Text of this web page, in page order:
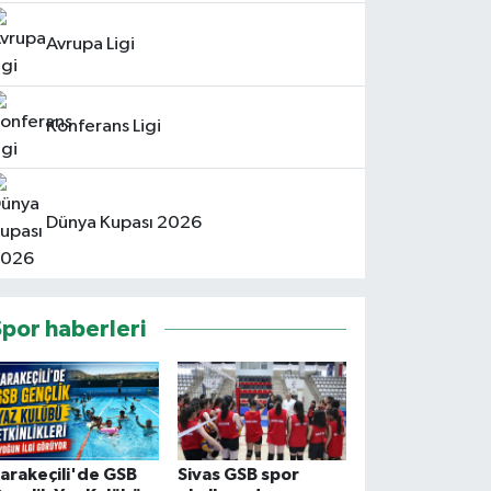
Avrupa Ligi
Konferans Ligi
Dünya Kupası 2026
haberleri
GSB
Sivas GSB spor